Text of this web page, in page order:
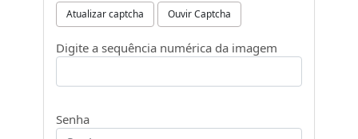
Atualizar captcha Ouvir Captcha
Digite a sequência numérica da imagem
Senha